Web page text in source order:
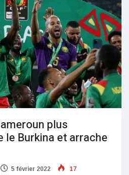
plus
le Burkina et arrache
5 février 2022 17